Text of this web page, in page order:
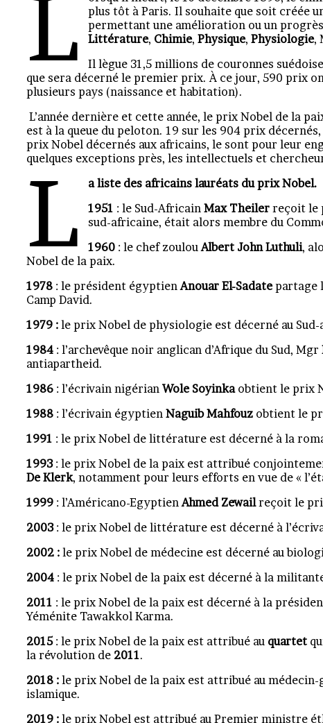
L
plus tôt à Paris. Il souhaite que soit créée
permettant une amélioration ou un
Littérature, Chimie,Physique,Physiologie,
Il lègue 31,5 millions de couronnes
que sera décerné le premier prix. À ce jour, 590 prix
plusieurs pays (naissance et habitation).
L’année dernière et cette année, le prix Nobel de la
est à la queue du peloton. 19 sur les 904 prix
prix Nobel décernés aux africains, le sont pour leur
quelques exceptions près, les intellectuels et
L
a liste des africains lauréats du prix Nobel.
1951 : le Sud-AfricainMax Theiler reçoit le
sud-africaine, était alors membre du
1960 : le chef zoulouAlbert John Luthuli,
Nobel de la paix.
1978 : le président égyptien Anouar El-Sadatepartage
Camp David.
1979 : le prix Nobel de physiologie est décerné au
1984 : l’archevêque noir anglican d’Afrique du Sud, Mgr
antiapartheid.
1986 : l’écrivain nigérian Wole Soyinkaobtient le prix
1988 : l’écrivain égyptien Naguib Mahfouz obtient le
1991 : le prix Nobel de littérature est décerné à la
1993: le prix Nobel de la paix est attribué
De Klerk, notamment pour leurs efforts en vue de «
1999 : l’Américano-Egyptien Ahmed Zewailreçoit le
2003: le prix Nobel de littérature est décerné à
2002 : le prix Nobel de médecine est décerné au
2004 : le prix Nobel de la paix est décerné à la
2011 : le prix Nobel de la paix est décerné à la
Yéménite Tawakkol Karma.
2015: le prix Nobel de la paix est attribué au quartet
la révolution de 2011.
2018 : le prix Nobel de la paix est attribué au
islamique.
2019 : le prix Nobel est attribué au Premier ministre